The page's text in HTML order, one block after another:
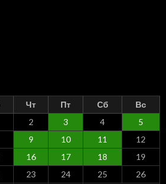
Чт Пт Сб
Вс
2 3 4
5
9 10 11
12
16 17 18
19
23 24 25
26